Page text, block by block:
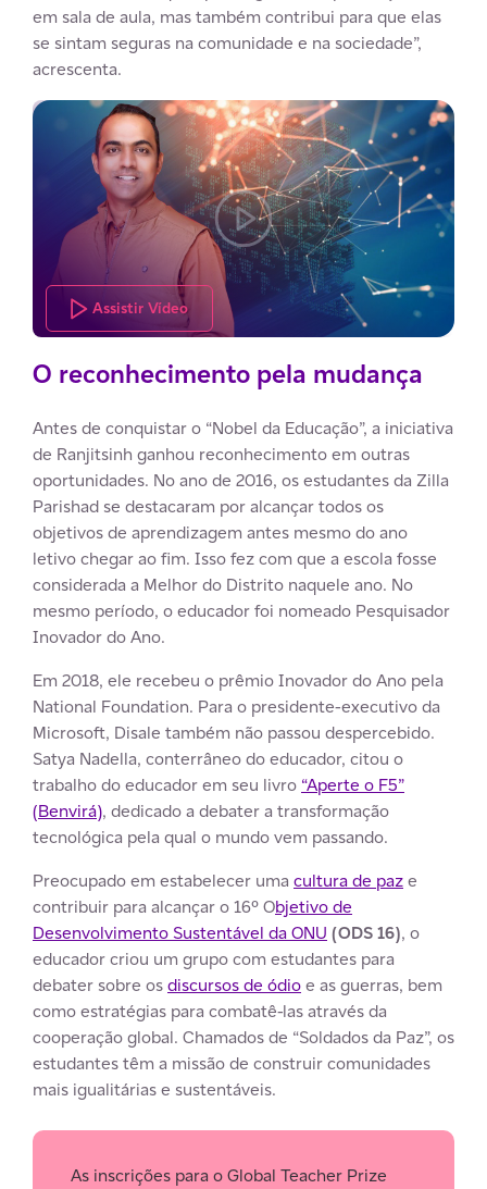
em sala de aula, mas também contribui para que elas
se sintam seguras na comunidade e na sociedade”,
acrescenta.
Assistir Vídeo
O reconhecimento pela mudança
Antes de conquistar o “Nobel da Educação”, a iniciativa
de Ranjitsinh ganhou reconhecimento em outras
oportunidades. No ano de 2016, os estudantes da Zilla
Parishad se destacaram por alcançar todos os
objetivos de aprendizagem antes mesmo do ano
letivo chegar ao fim. Isso fez com que a escola fosse
considerada a Melhor do Distrito naquele ano. No
mesmo período, o educador foi nomeado Pesquisador
Inovador do Ano.
Em 2018, ele recebeu o prêmio Inovador do Ano pela
National Foundation. Para o presidente-executivo da
Microsoft, Disale também não passou despercebido.
Satya Nadella, conterrâneo do educador, citou o
trabalho do educador em seu livro “Aperte o F5”
(Benvirá), dedicado a debater a transformação
tecnológica pela qual o mundo vem passando.
Preocupado em estabelecer uma cultura de paze
contribuir para alcançar o 16º Objetivo de
Desenvolvimento Sustentável da ONU (ODS 16), o
educador criou um grupo com estudantes para
debater sobre osdiscursos de ódioe as guerras, bem
como estratégias para combatê-las através da
cooperação global. Chamados de “Soldados da Paz”, os
estudantes têm a missão de construir comunidades
mais igualitárias e sustentáveis.
As inscrições para o Global Teacher Prize